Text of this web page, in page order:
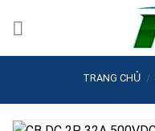
TRANG CHỦ /